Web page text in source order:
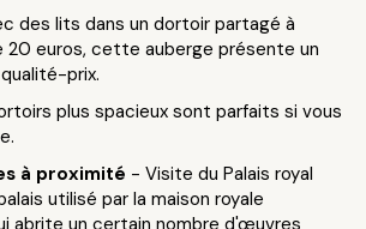
des lits dans un dortoir partagé à
20 euros, cette auberge présente un
prix.
plus spacieux sont parfaits si vous
à proximité - Visite du Palais royal
utilisé par la maison royale
abrite un certain nombre d'œuvres